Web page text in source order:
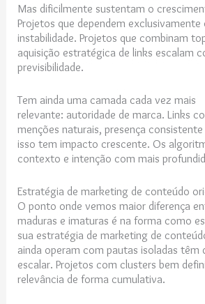
Mas dificilmente sustentam o
Projetos que dependem
instabilidade. Projetos que combinam
aquisição estratégica de links escalam
previsibilidade.
Tem ainda uma camada cada vez mais
relevante: autoridade de marca. Links
menções naturais, presença
isso tem impacto crescente. Os
contexto e intenção com mais
Estratégia de marketing de conteúdo
O ponto onde vemos maior diferença
maduras e imaturas é na forma como
sua estratégia de marketing de
ainda operam com pautas isoladas têm
escalar. Projetos com clusters bem
relevância de forma cumulativa.